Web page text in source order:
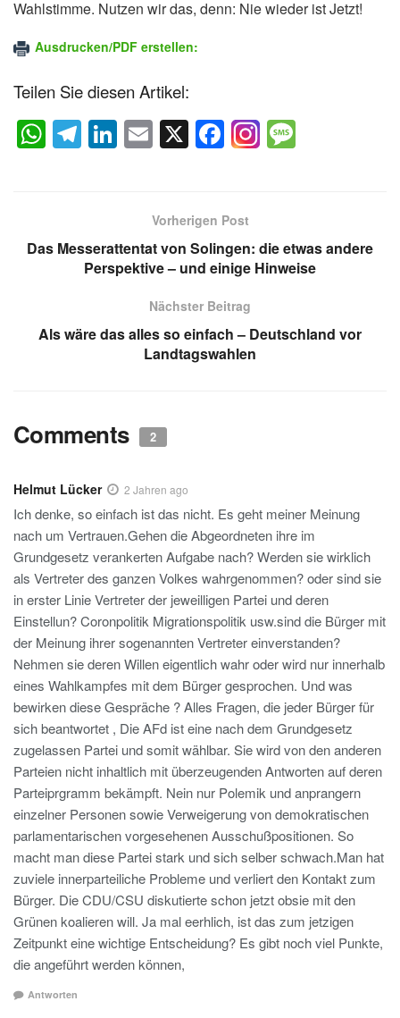
Wahlstimme. Nutzen wir das, denn: Nie wieder ist Jetzt!
Ausdrucken/PDF erstellen:
Teilen Sie diesen Artikel:
W
h
A
T
el
a
m
Li
n
dI
n
E
m
X F
a
e
b
o
o
k
g
e
Vorherigen Post
Das Messerattentat von Solingen: die etwas andere
Perspektive – und einige Hinweise
Nächster Beitrag
Als wäre das alles so einfach – Deutschland vor
Landtagswahlen
Comments 2
Helmut Lücker 2 Jahren ago
Ich denke, so einfach ist das nicht. Es geht meiner Meinung
nach um Vertrauen.Gehen die Abgeordneten ihre im
Grundgesetz verankerten Aufgabe nach? Werden sie wirklich
als Vertreter des ganzen Volkes wahrgenommen? oder sind sie
in erster Linie Vertreter der jeweilligen Partei und deren
Einstellun? Coronpolitik Migrationspolitik usw.sind die Bürger mit
der Meinung ihrer sogenannten Vertreter einverstanden?
Nehmen sie deren Willen eigentlich wahr oder wird nur innerhalb
eines Wahlkampfes mit dem Bürger gesprochen. Und was
bewirken diese Gespräche ? Alles Fragen, die jeder Bürger für
sich beantwortet , Die AFd ist eine nach dem Grundgesetz
zugelassen Partei und somit wählbar. Sie wird von den anderen
Parteien nicht inhaltlich mit überzeugenden Antworten auf deren
Parteiprgramm bekämpft. Nein nur Polemik und anprangern
einzelner Personen sowie Verweigerung von demokratischen
parlamentarischen vorgesehenen Ausschußpositionen. So
macht man diese Partei stark und sich selber schwach.Man hat
zuviele innerparteiliche Probleme und verliert den Kontakt zum
Bürger. Die CDU/CSU diskutierte schon jetzt obsie mit den
Grünen koalieren will. Ja mal eerhlich, ist das zum jetzigen
Zeitpunkt eine wichtige Entscheidung? Es gibt noch viel Punkte,
die angeführt werden können,
Antworten